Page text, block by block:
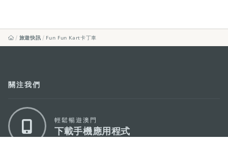
旅遊快訊 Fun Fun Kart卡丁車
關注我們
輕鬆暢遊澳門
下載手機應用程式